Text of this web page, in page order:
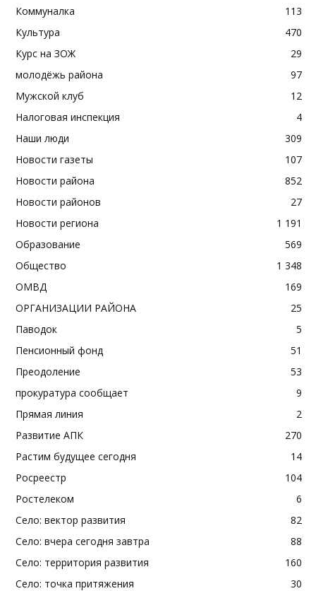
Коммуналка
113
Культура
470
Курс на ЗОЖ
29
молодёжь района
97
Мужской клуб
12
Налоговая инспекция
4
Наши люди
309
Новости газеты
107
Новости района
852
Новости районов
27
Новости региона
1 191
Образование
569
Общество
1 348
ОМВД
169
ОРГАНИЗАЦИИ РАЙОНА
25
Паводок
5
Пенсионный фонд
51
Преодоление
53
прокуратура сообщает
9
Прямая линия
2
Развитие АПК
270
Растим будущее сегодня
14
Росреестр
104
Ростелеком
6
Село: вектор развития
82
Село: вчера сегодня завтра
88
Село: территория развития
160
Село: точка притяжения
30